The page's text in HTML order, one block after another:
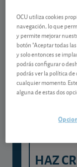
Gestiona
experta
y
HAZ
OCU utiliza cookies
navegación, lo que
y permite mejorar
botón "Aceptar todas
y solo entonces se
podrás configurar o
podrás ver la política
cualquier momento.
alguna de estas dos